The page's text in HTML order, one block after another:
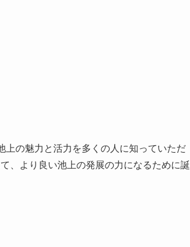
の魅力と活力を多くの人に知っていただ
、より良い池上の発展の力になるために誕